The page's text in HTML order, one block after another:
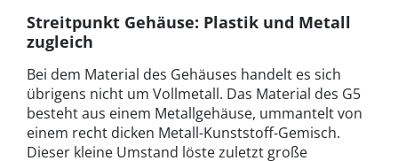
Streitpunkt Gehäuse: Plastik und Metall
zugleich
Bei dem Material des Gehäuses handelt es sich
übrigens nicht um Vollmetall. Das Material des G5
besteht aus einem Metallgehäuse, ummantelt von
einem recht dicken Metall-Kunststoff-Gemisch.
Dieser kleine Umstand löste zuletzt große